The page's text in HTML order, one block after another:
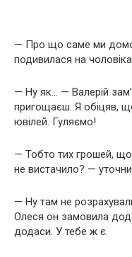
— Про що саме ми
подивилася на
— Ну як… — Валерій
пригощаєш. Я обіцяв,
ювілей. Гуляємо!
— Тобто тих грошей, що
не вистачило? —
— Ну там не
Олеся он замовила
додаси. У тебе ж є.